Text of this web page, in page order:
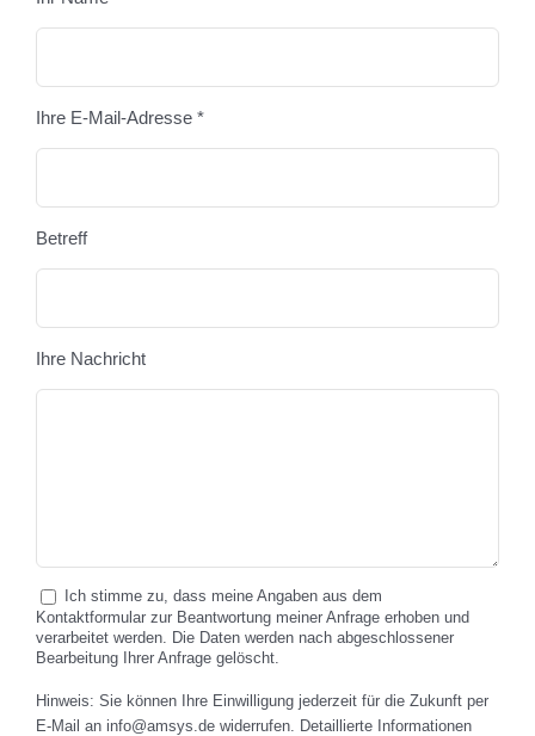
Ihre E-Mail-Adresse *
Betreff
Ihre Nachricht
Ich stimme zu, dass meine Angaben aus dem
Kontaktformular zur Beantwortung meiner Anfrage erhoben und
verarbeitet werden. Die Daten werden nach abgeschlossener
Bearbeitung Ihrer Anfrage gelöscht.
Hinweis: Sie können Ihre Einwilligung jederzeit für die Zukunft per
E-Mail an info@amsys.de widerrufen. Detaillierte Informationen